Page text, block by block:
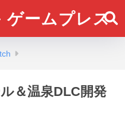
ゲームプレス
＆温泉DLC開発